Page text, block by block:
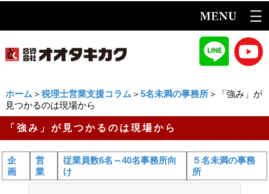
ホーム ＞ 税理士営業支援コラム ＞ 5名未満の事務所＞「強み」が
見つかるのは現場から
「強み」が見つかるのは現場から
企
画
営
業
従業員数6名～40名事務所向
け
５名未満の事務
所